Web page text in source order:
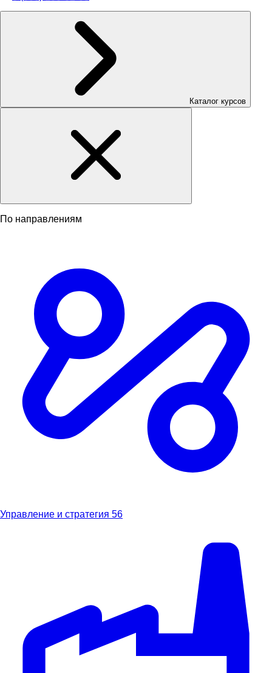
Каталог курсов
По направлениям
Управление и стратегия 56